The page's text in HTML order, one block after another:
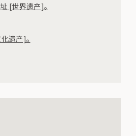
[世界遗产]。
遗产]。